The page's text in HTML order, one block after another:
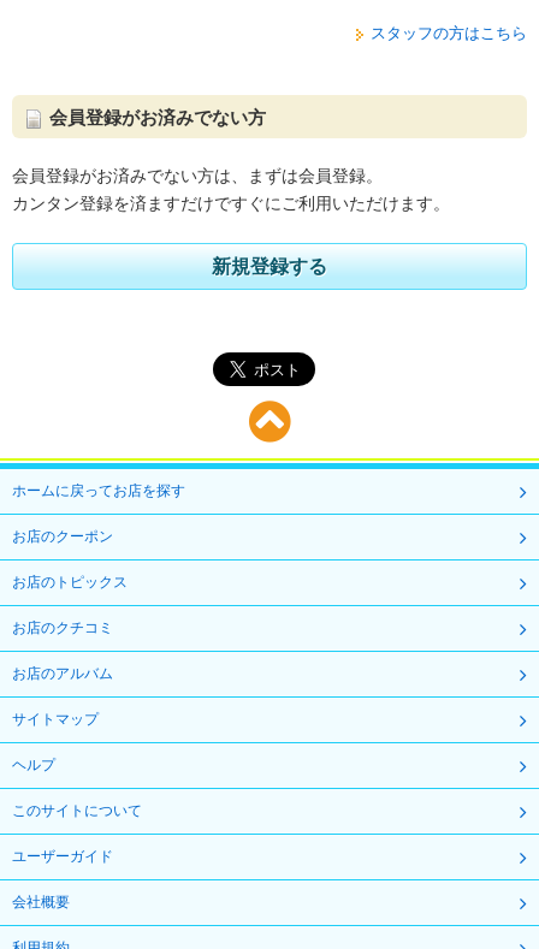
スタッフの方はこちら
会員登録がお済みでない方
会員登録がお済みでない方は、まずは会員登録。
カンタン登録を済ますだけですぐにご利用いただけます。
新規登録する
ホームに戻ってお店を探す
お店のクーポン
お店のトピックス
お店のクチコミ
お店のアルバム
サイトマップ
ヘルプ
このサイトについて
ユーザーガイド
会社概要